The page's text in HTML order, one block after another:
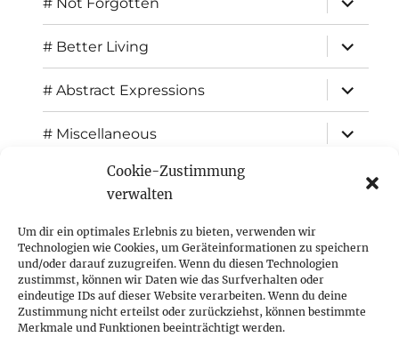
Cookie-Zustimmung
verwalten
Um dir ein optimales Erlebnis zu bieten, verwenden wir
Technologien wie Cookies, um Geräteinformationen zu speichern
und/oder darauf zuzugreifen. Wenn du diesen Technologien
zustimmst, können wir Daten wie das Surfverhalten oder
eindeutige IDs auf dieser Website verarbeiten. Wenn du deine
Zustimmung nicht erteilst oder zurückziehst, können bestimmte
Merkmale und Funktionen beeinträchtigt werden.
child
menu
# Better Living
expand
child
menu
# Abstract Expressions
expand
child
menu
# Miscellaneous
expand
child
Exhibitions
Press
expand
menu
Contact